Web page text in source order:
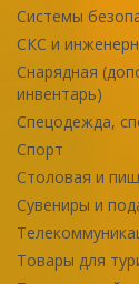
Системы
СКС и
Снарядная
инвентарь)
Спецодежда,
Спорт
Столовая и
Сувениры и
Товары для